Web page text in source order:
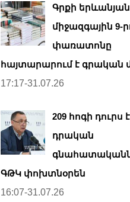
Գրքի երևանյան
միջազգային 9-
փառատոնը
հայտարարում է գրական
17:17-31.07.26
209 հոգի դուրս
դրական
ԳԹԿ փոխտնօրեն
16:07-31.07.26